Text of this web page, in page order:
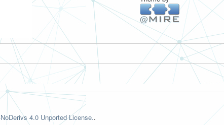
4.0 Unported License..